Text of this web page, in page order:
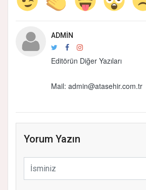
ADMIN
Editörün Diğer Yazıları
Mail: admin@atasehir.com.tr
Yorum Yazın